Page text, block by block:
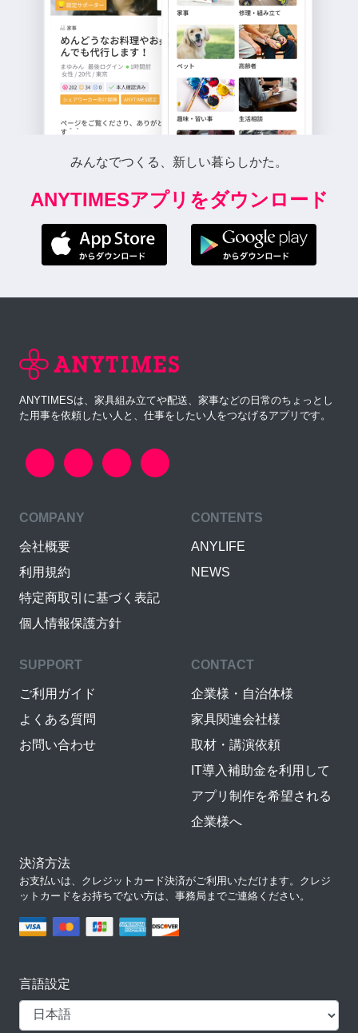
みんなでつくる、新しい暮らしかた。
ANYTIMESアプリをダウンロード
ANYTIMESは、家具組み立てや配送、家事などの日常のちょっとし
た用事を依頼したい人と、仕事をしたい人をつなげるアプリです。
COMPANY
会社概要
利用規約
特定商取引に基づく表記
個人情報保護方針
CONTENTS
ANYLIFE
NEWS
SUPPORT
ご利用ガイド
よくある質問
お問い合わせ
CONTACT
企業様・自治体様
家具関連会社様
取材・講演依頼
IT導入補助金を利用して
アプリ制作を希望される
企業様へ
決済方法
お支払いは、クレジットカード決済がご利用いただけます。クレジ
ットカードをお持ちでない方は、事務局までご連絡ください。
言語設定